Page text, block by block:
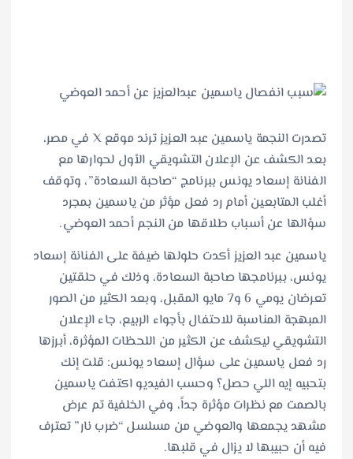
تصدرت النجمة ياسمين عبد العزيز ترند موقع X في مصر،
بعد الكشف عن الإعلان التشويقي الأول لحوارها مع
الفنانة إسعاد يونس ببرنامج “صاحبة السعادة”، وتوقف
أغلب المتابعين أمام رد فعل مؤثر من ياسمين بمجرد
سؤالها عن أسباب طلاقها من النجم أحمد العوضي.
ياسمين عبد العزيز أكدت حلولها ضيفة على الفنانة إسعاد
يونس، ببرنامجها صاحبة السعادة، وذلك في حلقتين
تعرضان يومي 6 و7 مايو المقبل، وبعد الكثير من الصور
المبهجة المناسبة للاحتفال بأجواء الربيع، جاء الإعلان
التشويقي ليكشف عن الكثير من اللحظات المؤثرة، أبرزها
رد فعل ياسمين على سؤال إسعاد يونس: قلت إنك
بتحبيه إيه اللي حصل؟ وحسب الفيديو اكتفت ياسمين
بالصمت مع نظرات مؤثرة جداً، وفي الخلفية تم عرض
مشهد يجمعها والعوضي من مسلسل “ضرب نار” تعترف
فيه أن حبيبها لا يزال في قلبها.